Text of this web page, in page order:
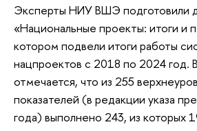
Эксперты НИУ ВШЭ подготовили
«Национальные проекты: итоги и
котором подвели итоги работы
нацпроектов с 2018 по 2024 год.
отмечается, что из 255
показателей (в редакции указа
года) выполнено 243, из которых